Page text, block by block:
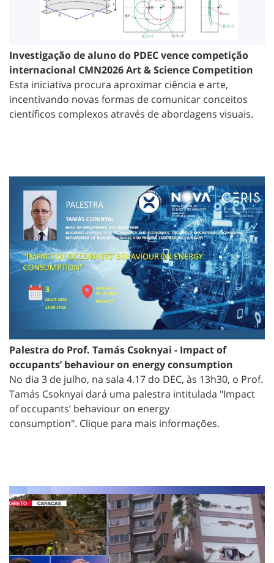
Investigação de aluno do PDEC vence competição
internacional CMN2026 Art & Science Competition
Esta iniciativa procura aproximar ciência e arte,
incentivando novas formas de comunicar conceitos
científicos complexos através de abordagens visuais.
Palestra do Prof. Tamás Csoknyai - Impact of
occupants’ behaviour on energy consumption
No dia 3 de julho, na sala 4.17 do DEC, às 13h30, o Prof.
Tamás Csoknyai dará uma palestra intitulada "Impact
of occupants’ behaviour on energy
consumption". Clique para mais informações.